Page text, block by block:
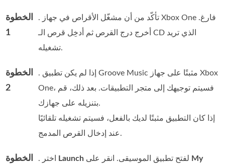
الخطوة
1
. تأكّد من أن مشغّل الأقراص في جهاز Xbox One فارغ.
أخرج درج القرص ثم أدخِل قرص الـ CD الذي تريد
تشغيله.
الخطوة
2
. إذا لم يكن تطبيق Groove Music مثبتًا على جهاز Xbox
One، فسيتم توجيهك إلى متجر التطبيقات. بعد ذلك، قم
بتنزيله على جهازك.
إذا كان التطبيق مثبتًا لديك بالفعل، فسيتم تشغيله تلقائيًا
عند إدخال القرص المدمج.
الخطوة
Launch
My